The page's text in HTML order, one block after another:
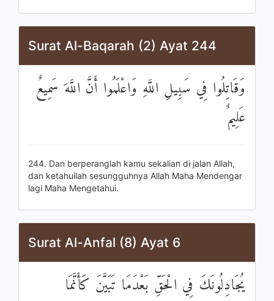
Surat Al-Baqarah (2) Ayat 244
وَقَاتِلُوا فِي سَبِيلِ اللَّهِ وَاعْلَمُوا أَنَّ اللَّهَ سَمِيعٌ
عَلِيمٌ
244. Dan berperanglah kamu sekalian di jalan Allah,
dan ketahuilah sesungguhnya Allah Maha Mendengar
lagi Maha Mengetahui.
Surat Al-Anfal (8) Ayat 6
يُجَادِلُونَكَ فِي الْحَقِّ بَعْدَمَا تَبَيَّنَ كَأَنَّمَا